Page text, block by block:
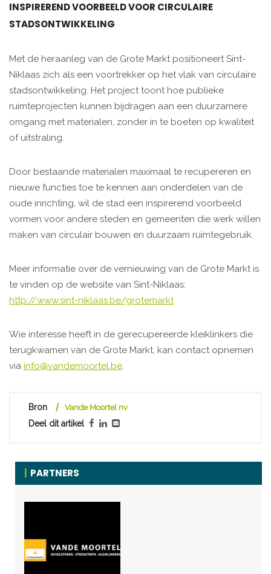
INSPIREREND VOORBEELD VOOR CIRCULAIRE
STADSONTWIKKELING
Met de heraanleg van de Grote Markt positioneert Sint-
Niklaas zich als een voortrekker op het vlak van circulaire
stadsontwikkeling. Het project toont hoe publieke
ruimteprojecten kunnen bijdragen aan een duurzamere
omgang met materialen, zonder in te boeten op kwaliteit
of uitstraling.
Door bestaande materialen maximaal te recupereren en
nieuwe functies toe te kennen aan onderdelen van de
oude inrichting, wil de stad een inspirerend voorbeeld
vormen voor andere steden en gemeenten die werk willen
maken van circulair bouwen en duurzaam ruimtegebruik.
Meer informatie over de vernieuwing van de Grote Markt is
te vinden op de website van Sint-Niklaas:
http://www.sint-niklaas.be/grotemarkt
Wie interesse heeft in de gerecupereerde kleiklinkers die
terugkwamen van de Grote Markt, kan contact opnemen
via info@vandemoortel.be.
Bron Vande Moortel nv
Deel dit artikel
PARTNERS